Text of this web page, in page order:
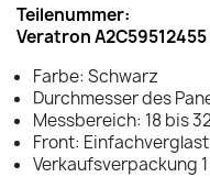
Teilenummer:
Veratron A2C59512455
Farbe: Schwarz
Durchmesser des
Messbereich: 18 bis
Front: Einfachverglast
Verkaufsverpackung